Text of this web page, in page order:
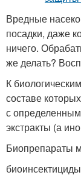
Вредные
посадки, даже
ничего.
же делать?
К
составе
с
экстракты (а
Биопрепараты